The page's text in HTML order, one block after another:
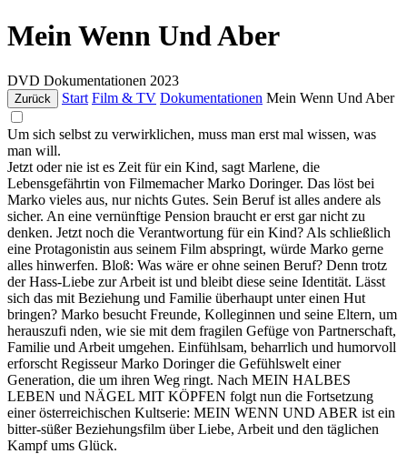
Mein Wenn Und Aber
DVD Dokumentationen 2023
Zurück Start Film & TV Dokumentationen Mein Wenn Und Aber
Um sich selbst zu verwirklichen, muss man erst mal wissen, was
man will.
Jetzt oder nie ist es Zeit für ein Kind, sagt Marlene, die
Lebensgefährtin von Filmemacher Marko Doringer. Das löst bei
Marko vieles aus, nur nichts Gutes. Sein Beruf ist alles andere als
sicher. An eine vernünftige Pension braucht er erst gar nicht zu
denken. Jetzt noch die Verantwortung für ein Kind? Als schließlich
eine Protagonistin aus seinem Film abspringt, würde Marko gerne
alles hinwerfen. Bloß: Was wäre er ohne seinen Beruf? Denn trotz
der Hass-Liebe zur Arbeit ist und bleibt diese seine Identität. Lässt
sich das mit Beziehung und Familie überhaupt unter einen Hut
bringen? Marko besucht Freunde, Kolleginnen und seine Eltern, um
herauszufi nden, wie sie mit dem fragilen Gefüge von Partnerschaft,
Familie und Arbeit umgehen. Einfühlsam, beharrlich und humorvoll
erforscht Regisseur Marko Doringer die Gefühlswelt einer
Generation, die um ihren Weg ringt. Nach MEIN HALBES
LEBEN und NÄGEL MIT KÖPFEN folgt nun die Fortsetzung
einer österreichischen Kultserie: MEIN WENN UND ABER ist ein
bitter-süßer Beziehungsfilm über Liebe, Arbeit und den täglichen
Kampf ums Glück.